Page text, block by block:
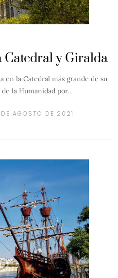
Catedral y Giralda
en la Catedral más grande de su
la Humanidad por…
AGOSTO DE 2021